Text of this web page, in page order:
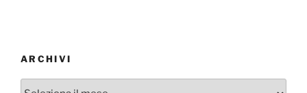
ARCHIVI
Archivi